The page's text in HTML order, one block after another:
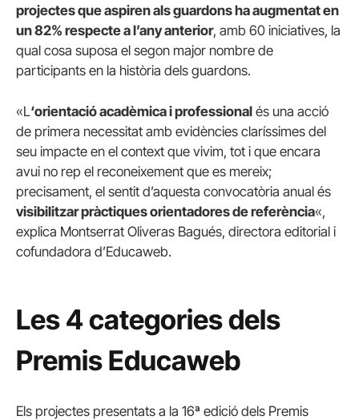
projectes que aspiren als guardons ha augmentat en
un 82% respecte a l’any anterior, amb 60 iniciatives, la
qual cosa suposa el segon major nombre de
participants en la història dels guardons.
«L‘orientació acadèmica i professional és una acció
de primera necessitat amb evidències claríssimes del
seu impacte en el context que vivim, tot i que encara
avui no rep el reconeixement que es mereix;
precisament, el sentit d’aquesta convocatòria anual és
visibilitzar pràctiques orientadores de referència«,
explica Montserrat Oliveras Bagués, directora editorial i
cofundadora d’Educaweb.
Les 4 categories dels
Premis Educaweb
Els projectes presentats a la 16ª edició dels Premis